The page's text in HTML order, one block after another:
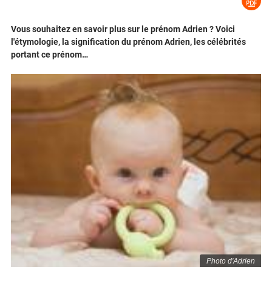
Photo d'Adrien
Vous souhaitez en savoir plus sur le prénom Adrien ? Voici
l'étymologie, la signification du prénom Adrien, les célébrités
portant ce prénom…